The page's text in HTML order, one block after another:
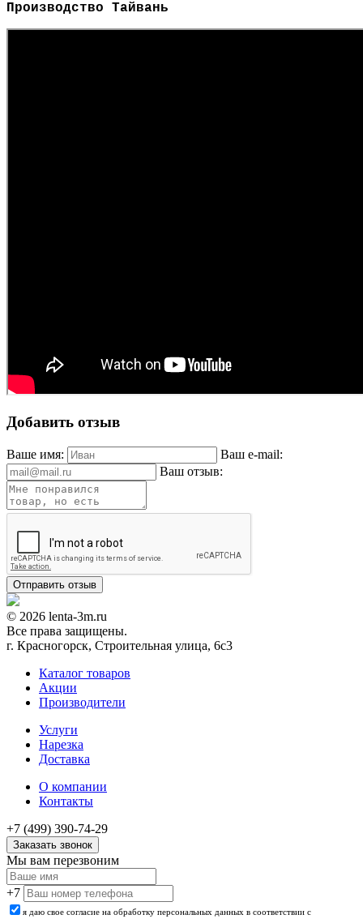
Производство Тайвань
Добавить отзыв
Ваше имя:
Ваш e-mail:
Ваш отзыв:
© 2026 lenta-3m.ru
Все права защищены.
г. Красногорск, Строительная улица, 6с3
Каталог товаров
Акции
Производители
Услуги
Нарезка
Доставка
О компании
Контакты
+7 (499) 390-74-29
Заказать звонок
Мы вам перезвоним
+7
я даю свое согласие на обработку персональных данных в соответствии с